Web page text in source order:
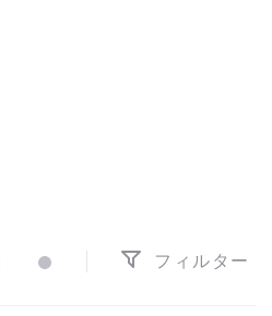
フィルター